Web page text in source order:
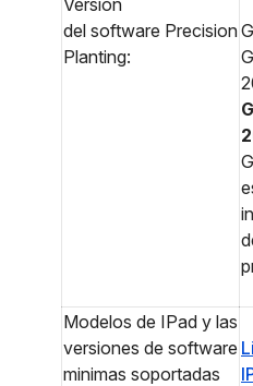
Versión
del software Precision
Planting:
Modelos de IPad y las
versiones de software
minimas soportadas